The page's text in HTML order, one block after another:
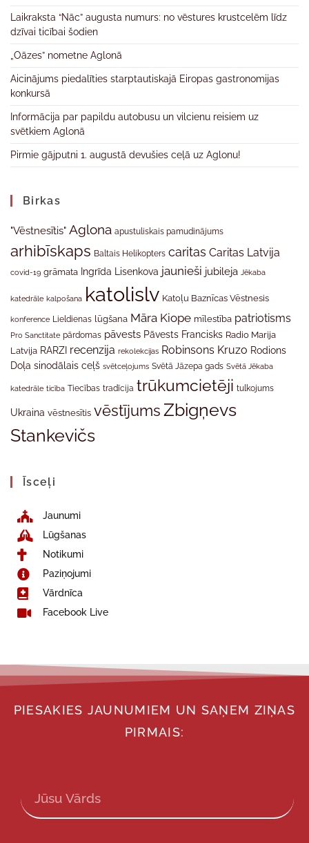
Laikraksta “Nāc” augusta numurs: no vēstures krustcelēm līdz
dzīvai ticībai šodien
„Oāzes” nometne Aglonā
Aicinājums piedalīties starptautiskajā Eiropas gastronomijas
konkursā
Informācija par papildu autobusu un vilcienu reisiem uz
svētkiem Aglonā
Pirmie gājputni 1. augustā devušies ceļā uz Aglonu!
Birkas
"Vēstnesītis" Aglona apustuliskais pamudinājums
arhibīskaps Baltais Helikopters caritas Caritas Latvija
covid-19 grāmata Ingrīda Lisenkova jaunieši jubileja Jēkaba
katedrāle kalpošana katolislv Katoļu Baznīcas Vēstnesis
konference Lieldienas lūgšana Māra Kiope mīlestība patriotisms
Pro Sanctitate pārdomas pāvests Pāvests Francisks Radio Marija
Latvija RARZI recenzija rekolekcijas Robinsons Kruzo Rodions
Doļa sinodālais ceļš svētceļojums Svētā Jāzepa gads Svētā Jēkaba
katedrāle ticība Tiecības tradīcija trūkumcietēji tulkojums
Ukraina vēstnesītis vēstījumsZbigņevs
Stankevičs
Īsceļi
Jaunumi
Lūgšanas
Notikumi
Paziņojumi
Vārdnīca
Facebook Live
PIESAKIES JAUNUMIEM UN SAŅEM ZIŅAS
PIRMAIS: